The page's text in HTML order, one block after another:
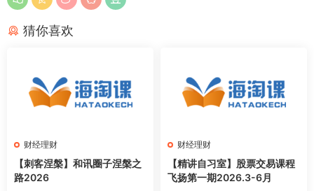
猜你喜欢
财经理财
【刺客涅槃】和讯圈子涅槃之
路2026
财经理财
【精讲自习室】股票交易课程
飞扬第一期2026.3-6月